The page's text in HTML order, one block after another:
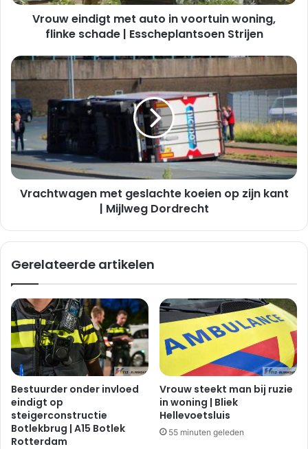
schade
Esscheplantsoen
Vrouw eindigt met auto in voortuin woning,
flinke schade | Esscheplantsoen Strijen
Vrachtwagen
met
geslachte
koeien
op
zijn
kant
|
Mijlweg
Dordrecht
Vrachtwagen met geslachte koeien op zijn kant
| Mijlweg Dordrecht
Gerelateerde artikelen
Bestuurder onder invloed
eindigt op
steigerconstructie
Botlekbrug | A15 Botlek
Rotterdam
Vrouw steekt man bij ruzie
in woning | Bliek
Hellevoetsluis
55 minuten geleden